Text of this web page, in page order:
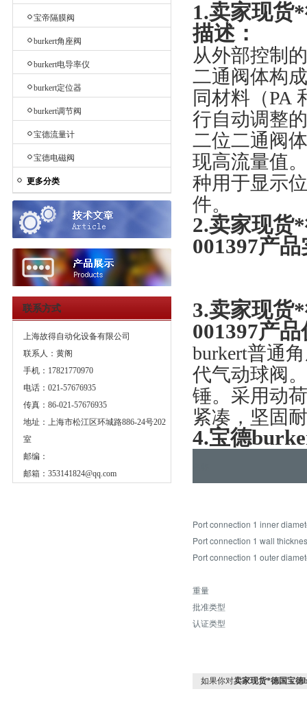
宝帝隔膜阀
burkert角座阀
burkert电导率仪
burkert定位器
burkert调节阀
宝德流量计
宝德电磁阀
更多分类
联系方式
上海故得自动化设备有限公司
联系人：黄阁
手机：17821770970
电话：021-57676935
传真：86-021-57676935
地址：上海市松江区环城路886-24号202
室
邮编：
邮箱： 353141824@qq.com
1.卖家现货
描述：
从外部控制
二通阀体构
同材料（PA
行自动调整
二位二通阀
现高流量值
种用于显示
件。
2.卖家现货
001397产
3.卖家现货
001397产
burkert普通
代气动球阀
锤。采用动
紧凑，坚固
4.宝德
Port connection 1 inner
Port connection 1 wall
Port connection 1 outer
重量
批准类型
认证类型
如果你对卖家现货*德国宝德